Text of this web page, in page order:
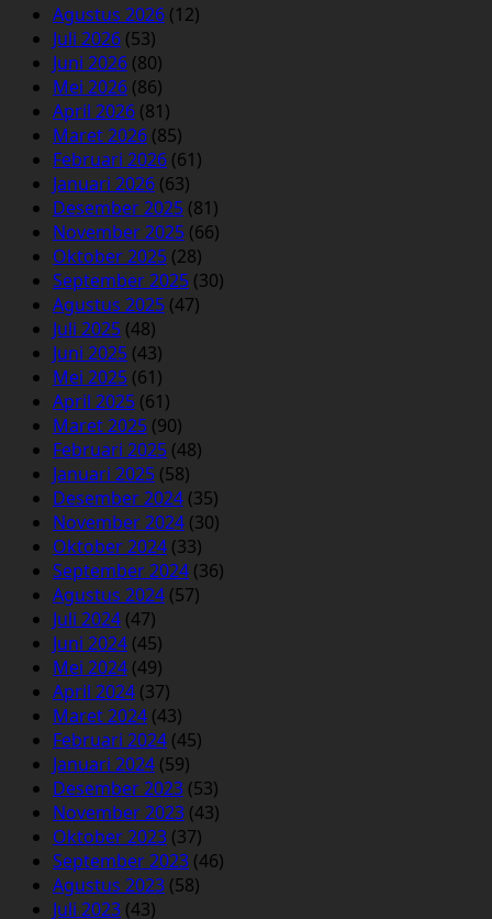
Agustus 2026 (12)
Juli 2026 (53)
Juni 2026 (80)
Mei 2026 (86)
April 2026 (81)
Maret 2026 (85)
Februari 2026 (61)
Januari 2026 (63)
Desember 2025 (81)
November 2025 (66)
Oktober 2025 (28)
September 2025 (30)
Agustus 2025 (47)
Juli 2025 (48)
Juni 2025 (43)
Mei 2025 (61)
April 2025 (61)
Maret 2025 (90)
Februari 2025 (48)
Januari 2025 (58)
Desember 2024 (35)
November 2024 (30)
Oktober 2024 (33)
September 2024 (36)
Agustus 2024 (57)
Juli 2024 (47)
Juni 2024 (45)
Mei 2024 (49)
April 2024 (37)
Maret 2024 (43)
Februari 2024 (45)
Januari 2024 (59)
Desember 2023 (53)
November 2023 (43)
Oktober 2023 (37)
September 2023 (46)
Agustus 2023 (58)
Juli 2023 (43)